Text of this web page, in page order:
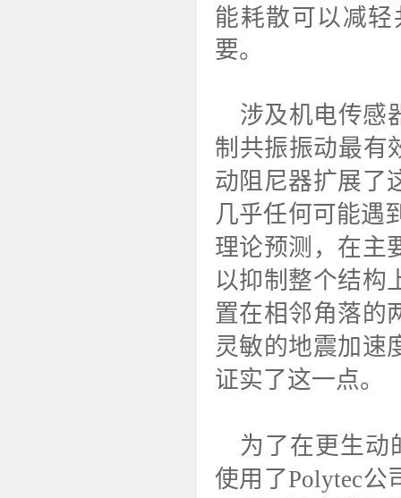
能耗散可以减
要。
涉及机电传感
制共振振动最有
动阻尼器扩展了
几乎任何可能遇
理论预测，在主
以抑制整个结构
置在相邻角落的
灵敏的地震加速
证实了这一点。
为了在更生动
使用了Polytec公